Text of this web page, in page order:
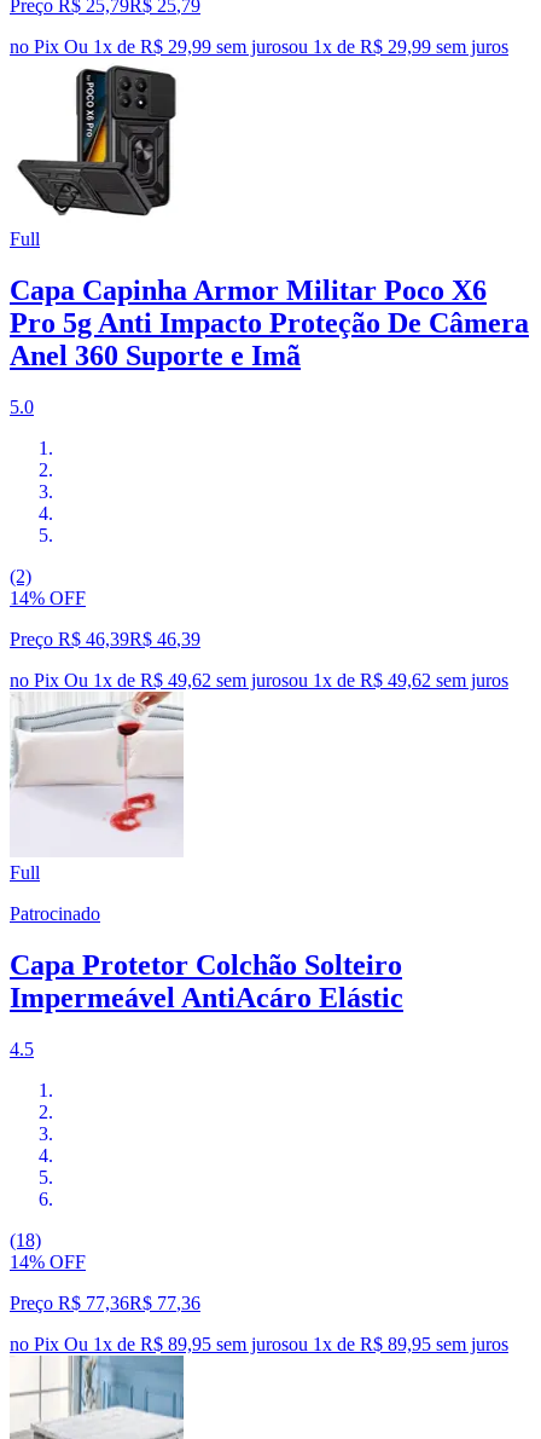
Preço R$ 25,79R$ 25,79
no Pix Ou 1x de R$ 29,99 sem jurosou 1x de R$ 29,99 sem juros
Full
Capa Capinha Armor Militar Poco X6
Pro 5g Anti Impacto Proteção De Câmera
Anel 360 Suporte e Imã
5.0
(2)
14% OFF
Preço R$ 46,39R$ 46,39
no Pix Ou 1x de R$ 49,62 sem jurosou 1x de R$ 49,62 sem juros
Full
Patrocinado
Capa Protetor Colchão Solteiro
Impermeável AntiAcáro Elástic
4.5
(18)
14% OFF
Preço R$ 77,36R$ 77,36
no Pix Ou 1x de R$ 89,95 sem jurosou 1x de R$ 89,95 sem juros